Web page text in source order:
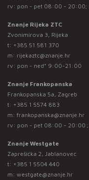
rv: pon - pet 08:00 - 20:00;
Znanje Rijeka ZTC
Zvonimirova 3, Rijeka
t: +385 51 581 370
m: rijekaztc@znanje.hr
rv: pon - ned* 9:00-21:00
Znanje Frankopanska
Frankopanska 5a, Zagreb
t: +385 1 5574 883
m: frankopanska@znanje.hr
rv: pon - pet 08:00 - 20:00
Znanje Westgate
Zaprešićka 2, Jablanovec
t: +385 1 5504 440
m: westgate@znanje.hr